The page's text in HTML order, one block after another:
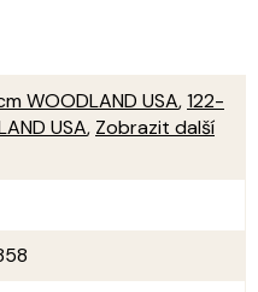
WOODLAND USA,122-
USA, Zobrazit další